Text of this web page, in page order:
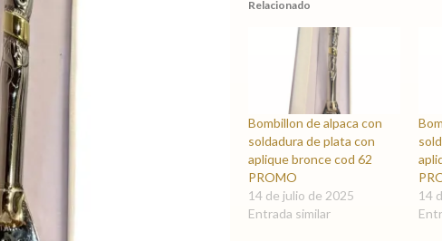
Relacionado
Bombillon de alpaca con
soldadura de plata con
aplique bronce cod 62
PROMO
14 de julio de 2025
Entrada similar
14